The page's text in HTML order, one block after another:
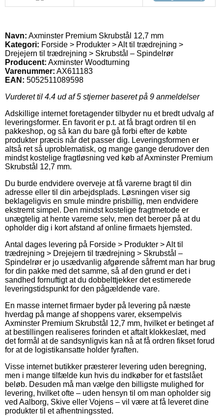
Navn: Axminster Premium Skrubstål 12,7 mm
Kategori: Forside > Produkter > Alt til trædrejning >
Drejejern til trædrejning > Skrubstål – Spindelrør
Producent: Axminster Woodturning
Varenummer: AX611183
EAN: 5052511089598
Vurderet til 4.4 ud af 5 stjerner baseret på 9 anmeldelser
Adskillige internet foretagender tilbyder nu et bredt udvalg af
leveringsformer. En favorit er p.t. at få bragt ordren til en
pakkeshop, og så kan du bare gå forbi efter de købte
produkter præcis når det passer dig. Leveringsformen er
altså ret så uproblematisk, og mange gange derudover den
mindst kostelige fragtløsning ved køb af Axminster Premium
Skrubstål 12,7 mm.
Du burde endvidere overveje at få varerne bragt til din
adresse eller til din arbejdsplads. Løsningen viser sig
beklageligvis en smule mindre prisbillig, men endvidere
ekstremt simpel. Den mindst kostelige fragtmetode er
unægtelig at hente varerne selv, men det beroer på at du
opholder dig i kort afstand af online firmaets hjemsted.
Antal dages levering på Forside > Produkter > Alt til
trædrejning > Drejejern til trædrejning > Skrubstål –
Spindelrør er jo usædvanlig afgørende såfremt man har brug
for din pakke med det samme, så af den grund er det i
sandhed fornuftigt at du dobbelttjekker det estimerede
leveringstidspunkt for den pågældende vare.
En masse internet firmaer byder på levering på næste
hverdag på mange af shoppens varer, eksempelvis
Axminster Premium Skrubstål 12,7 mm, hvilket er betinget af
at bestillingen realiseres forinden et aftalt klokkeslæt, med
det formål at de sandsynligvis kan nå at få ordren fikset forud
for at de logistikansatte holder fyraften.
Visse internet butikker præsterer levering uden beregning,
men i mange tilfælde kun hvis du indkøber for et fastslået
beløb. Desuden må man vælge den billigste mulighed for
levering, hvilket ofte – uden hensyn til om man opholder sig
ved Aalborg, Skive eller Vojens – vil være at få leveret dine
produkter til et afhentningssted.